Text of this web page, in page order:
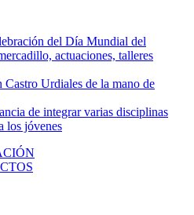
del Día Mundial del
actuaciones, talleres
Castro Urdiales de la mano de
de integrar varias disciplinas
los jóvenes